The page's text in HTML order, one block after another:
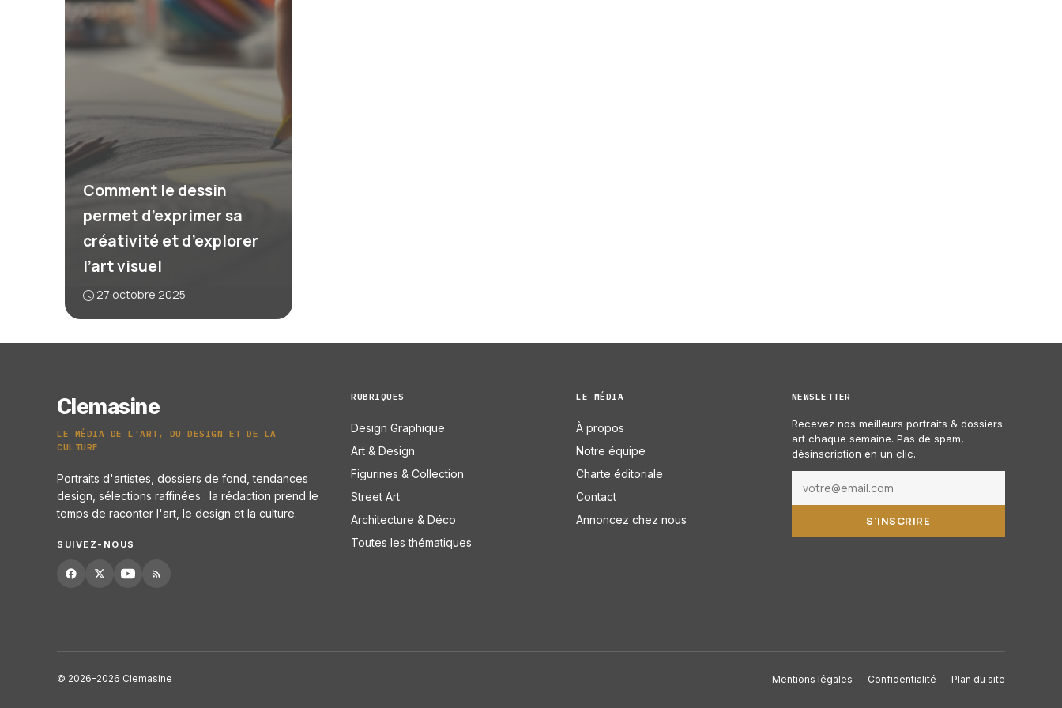
Comment le dessin
permet d’exprimer sa
créativité et d’explorer
l’art visuel
27 octobre 2025
Clemasine
LE MÉDIA DE L'ART, DU DESIGN ET DE LA
CULTURE
Portraits d'artistes, dossiers de fond, tendances
design, sélections raffinées : la rédaction prend le
temps de raconter l'art, le design et la culture.
SUIVEZ-NOUS
RUBRIQUES
Design Graphique
Art & Design
Figurines & Collection
Street Art
Architecture & Déco
Toutes les thématiques
LE MÉDIA
À propos
Notre équipe
Charte éditoriale
Contact
Annoncez chez nous
NEWSLETTER
Recevez nos meilleurs portraits & dossiers
art chaque semaine. Pas de spam,
désinscription en un clic.
S'INSCRIRE
© 2026-2026 Clemasine Mentions légales Confidentialité Plan du site